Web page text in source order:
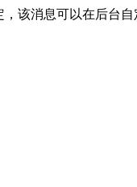
该消息可以在后台自